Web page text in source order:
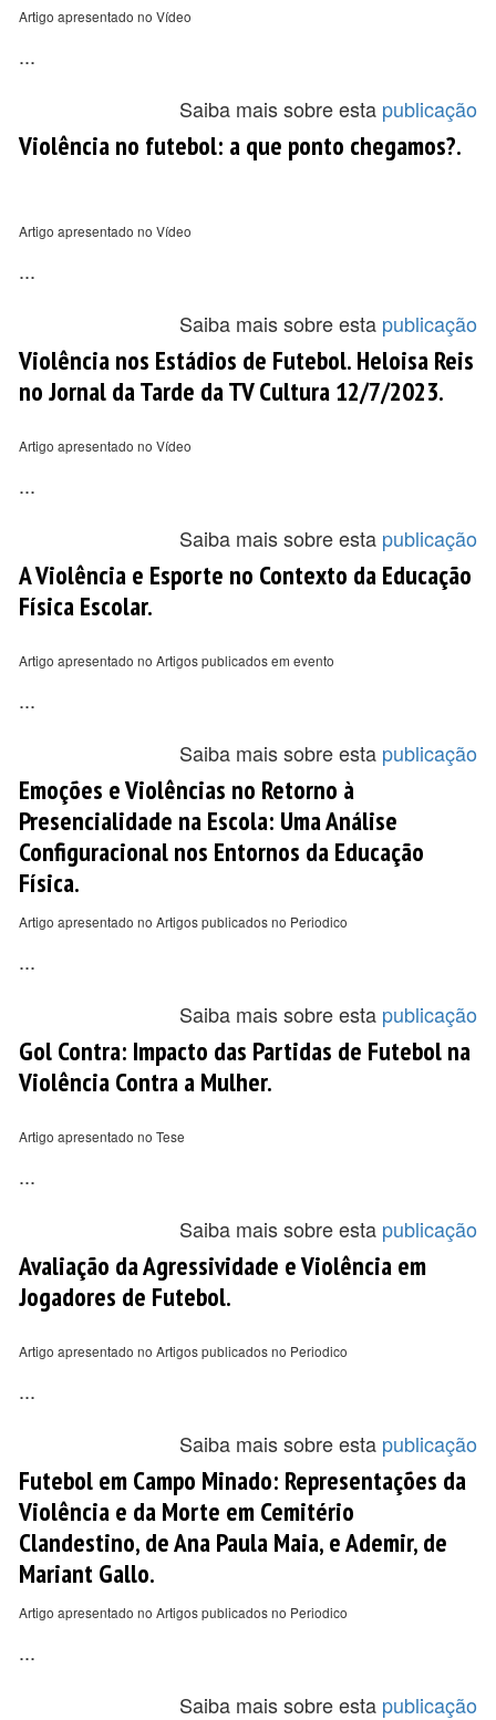
Artigo apresentado no Vídeo
...
Saiba mais sobre esta publicação
Violência no futebol: a que ponto chegamos?.
Artigo apresentado no Vídeo
...
Saiba mais sobre esta publicação
Violência nos Estádios de Futebol. Heloisa Reis
no Jornal da Tarde da TV Cultura 12/7/2023.
Artigo apresentado no Vídeo
...
Saiba mais sobre esta publicação
A Violência e Esporte no Contexto da Educação
Física Escolar.
Artigo apresentado no Artigos publicados em evento
...
Saiba mais sobre esta publicação
Emoções e Violências no Retorno à
Presencialidade na Escola: Uma Análise
Configuracional nos Entornos da Educação
Física.
Artigo apresentado no Artigos publicados no Periodico
...
Saiba mais sobre esta publicação
Gol Contra: Impacto das Partidas de Futebol na
Violência Contra a Mulher.
Artigo apresentado no Tese
...
Saiba mais sobre esta publicação
Avaliação da Agressividade e Violência em
Jogadores de Futebol.
Artigo apresentado no Artigos publicados no Periodico
...
Saiba mais sobre esta publicação
Futebol em Campo Minado: Representações da
Violência e da Morte em Cemitério
Clandestino, de Ana Paula Maia, e Ademir, de
Mariant Gallo.
Artigo apresentado no Artigos publicados no Periodico
...
Saiba mais sobre esta publicação